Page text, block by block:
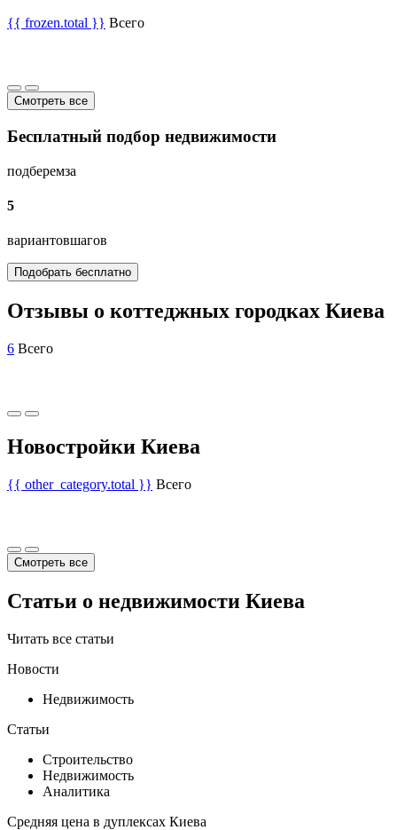
{{ frozen.total }} Всего
Смотреть все
Бесплатный подбор недвижимости
подберемза
5
вариантовшагов
Подобрать бесплатно
Отзывы о коттеджных городках Киева
6 Всего
Новостройки Киева
{{ other_category.total }} Всего
Смотреть все
Статьи о недвижимости Киева
Читать все статьи
Новости
Недвижимость
Статьи
Строительство
Недвижимость
Аналитика
Средняя цена в дуплексах Киева